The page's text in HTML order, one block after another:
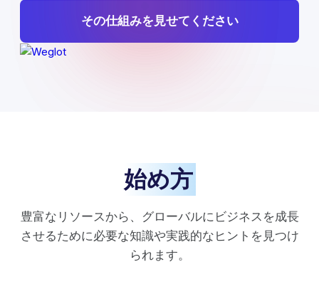
その仕組みを見せてください
始め方
豊富なリソースから、グローバルにビジネスを成長
させるために必要な知識や実践的なヒントを見つけ
られます。